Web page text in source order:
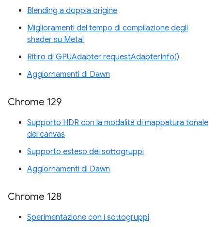
Blending a doppia origine
Miglioramenti del tempo di compilazione degli
shader su Metal
Ritiro di GPUAdapter requestAdapterInfo()
Aggiornamenti di Dawn
Chrome 129
Supporto HDR con la modalità di mappatura tonale
del canvas
Supporto esteso dei sottogruppi
Aggiornamenti di Dawn
Chrome 128
Sperimentazione con i sottogruppi